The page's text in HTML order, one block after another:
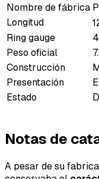
Nombre de fábrica
Longitud
Ring gauge
Peso oficial
Construcción
Presentación
Estado
Notas de
A pesar de su